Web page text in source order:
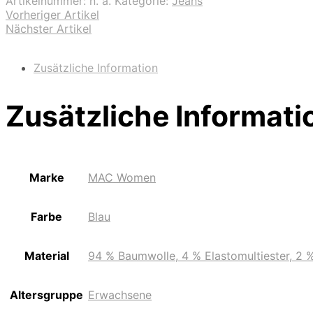
Vorheriger Artikel
Nächster Artikel
Zusätzliche Information
Zusätzliche
Marke MAC Women
Farbe Blau
Material 94 % Baumwolle, 4 % Elastomultiester, 2
Altersgruppe Erwachsene